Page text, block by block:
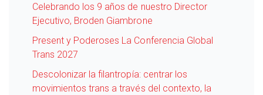
Celebrando los 9 años de nuestro Director
Ejecutivo, Broden Giambrone
Present y Poderoses La Conferencia Global
Trans 2027
Descolonizar la filantropía: centrar los
movimientos trans a través del contexto, la